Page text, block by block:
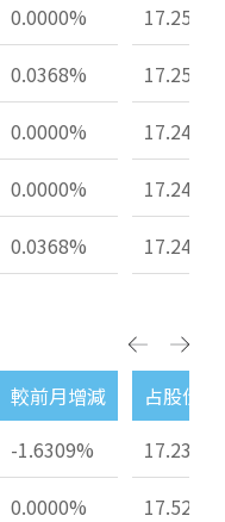
0.0000%
17.25%
0.0368%
17.25%
0.0000%
17.24%
0.0000%
17.24%
0.0368% 17.24%
較前月增減
占股份
-1.6309%
17.23%
0.0000%
17.52%